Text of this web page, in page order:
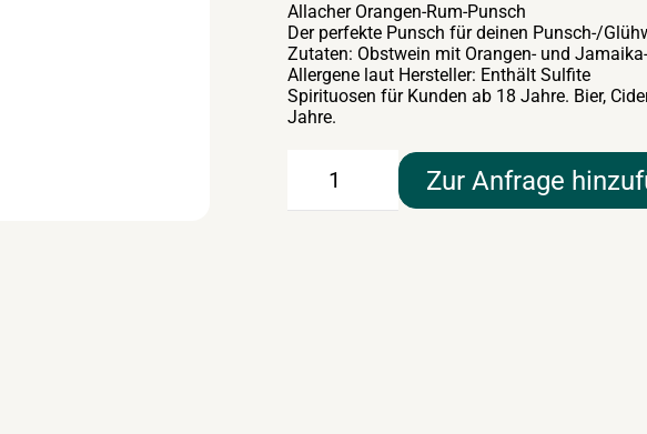
Allacher Orangen-Rum-Punsch
Der perfekte Punsch für deinen Punsch-/
Zutaten: Obstwein mit Orangen- und
Allergene laut Hersteller: Enthält Sulfite
Spirituosen für Kunden ab 18 Jahre. Bier,
Jahre.
Zur Anfrage